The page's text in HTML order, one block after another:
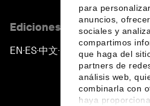
para
anuncios,
sociales y
compartimos
que haga del
partners de
análisis web,
combinarla con
haya
Ediciones en otros idiomas
EN ▪ES▪中文▪ 日本語